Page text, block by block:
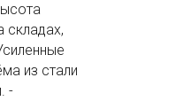
складах,
из стали
-